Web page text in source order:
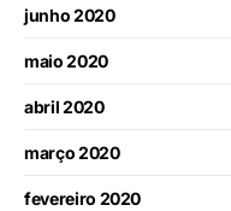
junho 2020
maio 2020
abril 2020
março 2020
fevereiro 2020